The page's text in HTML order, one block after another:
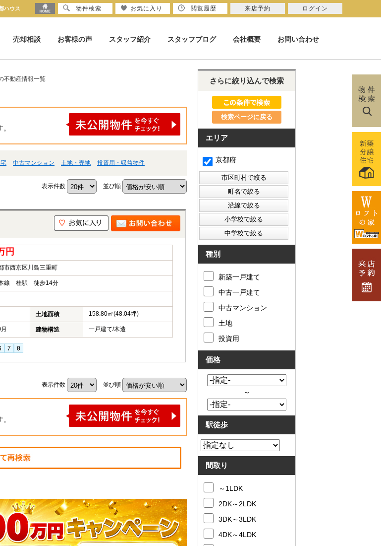
ハウス
売却相談 お客様の声 スタッフ紹介 スタッフブログ 会社概要 お問い合わせ
不動産情報一覧
中古マンション 土地・売地 投資用・収益物件
表示件数 並び順
円
市西京区川島三重町
線 桂駅 徒歩14分
土地面積 158.80㎡(48.04坪)
建物構造 一戸建て/木造
表示件数 並び順
さらに絞り込んで検索
検索ページに戻る
エリア
京都府
種別
新築一戸建て
中古一戸建て
中古マンション
土地
投資用
価格
～
駅徒歩
間取り
～1LDK
2DK～2LDK
3DK～3LDK
4DK～4LDK
物件検索 お気に入り 閲覧履歴 来店予約 ログイン